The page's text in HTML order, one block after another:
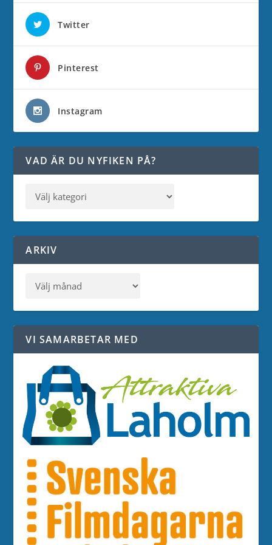
Twitter
Pinterest
Instagram
VAD ÄR DU NYFIKEN PÅ?
ARKIV
VI SAMARBETAR MED